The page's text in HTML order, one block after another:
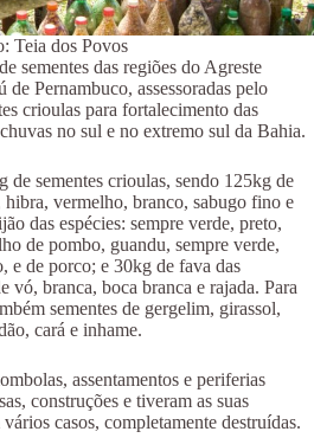
Teia dos Povos
sementes das regiões do Agreste
de Pernambuco, assessoradas pelo
crioulas para fortalecimento das
no sul e no extremo sul da Bahia.
sementes crioulas, sendo 125kg de
vermelho, branco, sabugo fino e
das espécies: sempre verde, preto,
de pombo, guandu, sempre verde,
e de porco; e 30kg de fava das
vó, branca, boca branca e rajada. Para
sementes de gergelim, girassol,
cará e inhame.
assentamentos e periferias
construções e tiveram as suas
casos, completamente destruídas.